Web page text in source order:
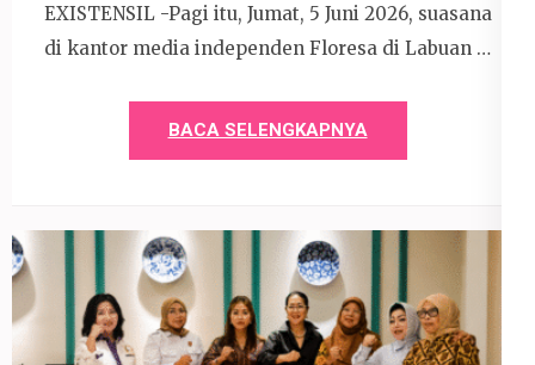
EXISTENSIL -Pagi itu, Jumat, 5 Juni 2026, suasana
di kantor media independen Floresa di Labuan …
BACA SELENGKAPNYA